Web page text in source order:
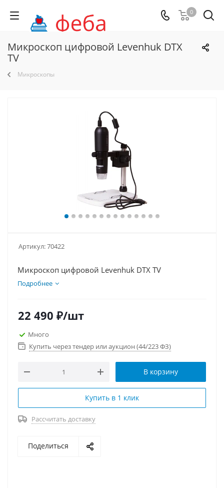
0
Микроскоп цифровой Levenhuk DTX
TV
Микроскопы
Артикул:70422
Микроскоп цифровой Levenhuk DTX TV
Подробнее
22 490 ₽/шт
Много
Купить через тендер или аукцион (44/223 ФЗ)
В корзину
Купить в 1 клик
Рассчитать доставку
Поделиться